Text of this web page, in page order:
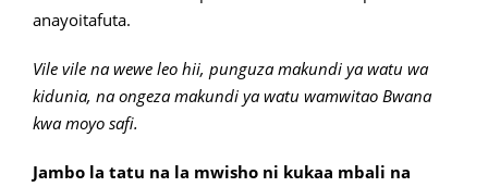
anayoitafuta.
Vile vile na wewe leo hii, punguza makundi ya watu wa
kidunia, na ongeza makundi ya watu wamwitao Bwana
kwa moyo safi.
Jambo la tatu na la mwisho ni kukaa mbali na